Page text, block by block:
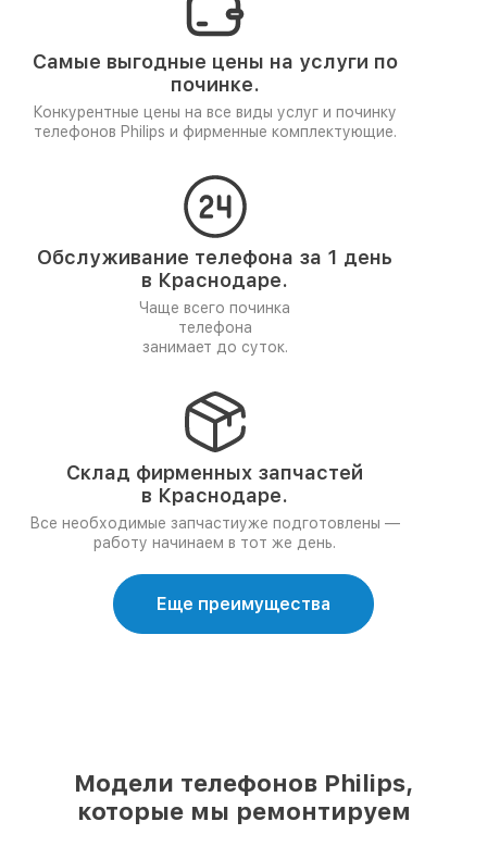
Самые выгодные цены на услуги по
починке.
Конкурентные цены на все виды услуг и починку
телефонов Philips и фирменные комплектующие.
Обслуживание телефона за 1 день
в Краснодаре.
Чаще всего починка
телефона
занимает до суток.
Склад фирменных запчастей
в Краснодаре.
Все необходимые запчастиуже подготовлены —
работу начинаем в тот же день.
Еще преимущества
Модели телефонов Philips,
которые мы ремонтируем